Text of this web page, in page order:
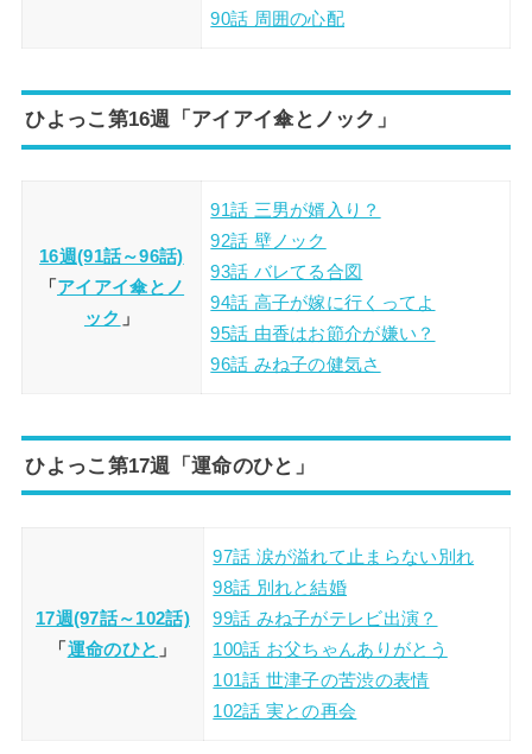
90話 周囲の心配
ひよっこ第16週「アイアイ傘とノック」
16週(91話～96話)
「 アイアイ傘とノ
ック 」
91話 三男が婿入り？
92話 壁ノック
93話 バレてる合図
94話 高子が嫁に行くってよ
95話 由香はお節介が嫌い？
96話 みね子の健気さ
ひよっこ第17週「運命のひと」
17週(97話～102話)
「運命のひと 」
97話 涙が溢れて止まらない別れ
98話 別れと結婚
99話 みね子がテレビ出演？
100話 お父ちゃんありがとう
101話 世津子の苦渋の表情
102話 実との再会